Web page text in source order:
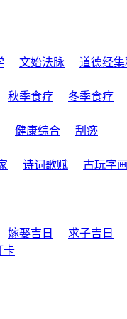
文始法脉
道德经集
秋季食疗 冬季食疗
健康综合
刮痧
诗词歌赋 古玩字画
嫁娶吉日
求子吉日
卡